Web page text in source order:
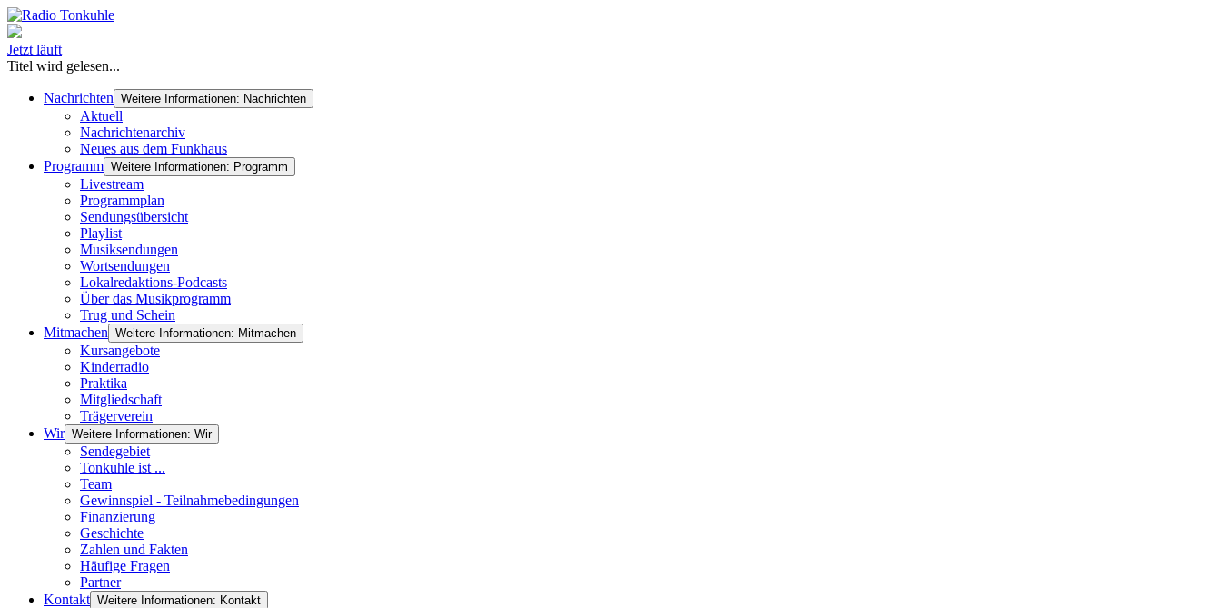
Jetzt läuft
Titel wird gelesen...
Nachrichten Weitere Informationen: Nachrichten
Aktuell
Nachrichtenarchiv
Neues aus dem Funkhaus
Programm Weitere Informationen: Programm
Livestream
Programmplan
Sendungsübersicht
Playlist
Musiksendungen
Wortsendungen
Lokalredaktions-Podcasts
Über das Musikprogramm
Trug und Schein
Mitmachen Weitere Informationen: Mitmachen
Kursangebote
Kinderradio
Praktika
Mitgliedschaft
Trägerverein
Wir Weitere Informationen: Wir
Sendegebiet
Tonkuhle ist ...
Team
Gewinnspiel - Teilnahmebedingungen
Finanzierung
Geschichte
Zahlen und Fakten
Häufige Fragen
Partner
Kontakt Weitere Informationen: Kontakt